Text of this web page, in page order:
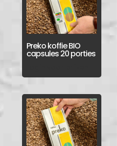
Preko koffie BIO
capsules 20 porties